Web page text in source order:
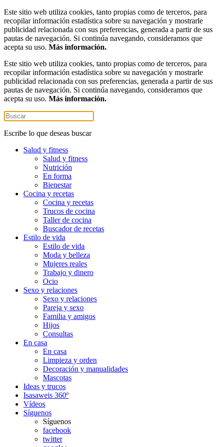
Este sitio web utiliza cookies, tanto propias como de terceros, para
recopilar información estadística sobre su navegación y mostrarle
publicidad relacionada con sus preferencias, generada a partir de sus
pautas de navegación. Si continúa navegando, consideramos que
acepta su uso. Más información.
Este sitio web utiliza cookies, tanto propias como de terceros, para
recopilar información estadística sobre su navegación y mostrarle
publicidad relacionada con sus preferencias, generada a partir de sus
pautas de navegación. Si continúa navegando, consideramos que
acepta su uso. Más información.
Escribe lo que deseas buscar
Salud y fitness
Salud y fitness
Nutrición
En forma
Bienestar
Cocina y recetas
Cocina y recetas
Trucos de cocina
Taller de cocina
Buscador de recetas
Estilo de vida
Estilo de vida
Moda y belleza
Mujeres reales
Trabajo y dinero
Ocio
Sexo y relaciones
Sexo y relaciones
Pareja y sexo
Familia y amigos
Hijos
Consultas
En casa
En casa
Limpieza y orden
Decoración y manualidades
Mascotas
Ideas y trucos
Isasaweis 360º
Vídeos
Síguenos
Síguenos
facebook
twitter